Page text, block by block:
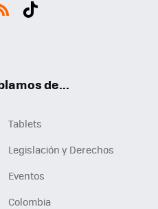
de...
Tablets
Legislación y Derechos
Eventos
Colombia